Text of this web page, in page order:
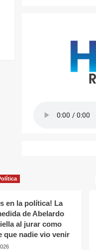
en la política! La
de Abelardo
al jurar como
que nadie vio venir